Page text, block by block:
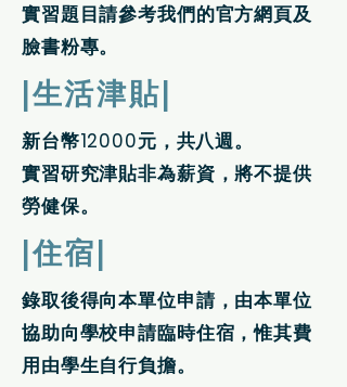
實習題目請參考我們的官方網頁及
臉書粉專。
|生活津貼|
新台幣12000元，共八週。
實習研究津貼非為薪資，將不提供
勞健保。
|住宿|
錄取後得向本單位申請，由本單位
協助向學校申請臨時住宿，惟其費
用由學生自行負擔。